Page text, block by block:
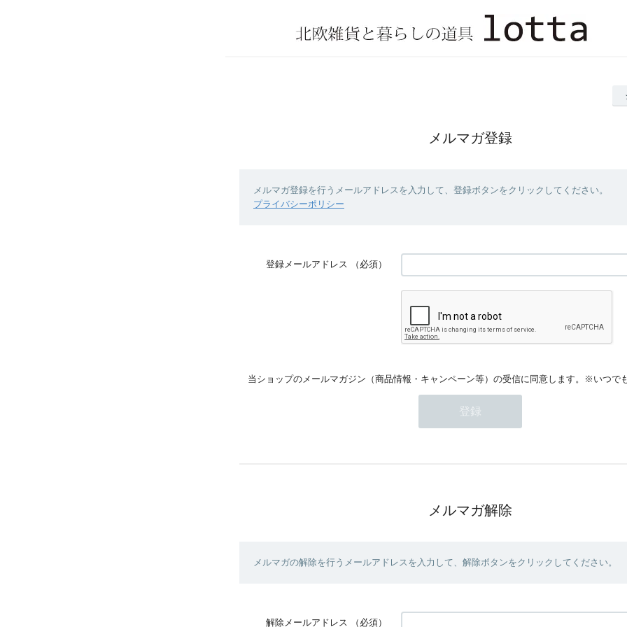
メルマガ登録
メルマガ登録を行うメールアドレスを入力して、登録ボタンをクリックしてください。
プライバシーポリシー
登録メールアドレス （必須）
当ショップのメールマガジン（商品情報・キャンペーン等）の受信に同意します。※いつで
メルマガ解除
メルマガの解除を行うメールアドレスを入力して、解除ボタンをクリックしてください。
解除メールアドレス （必須）